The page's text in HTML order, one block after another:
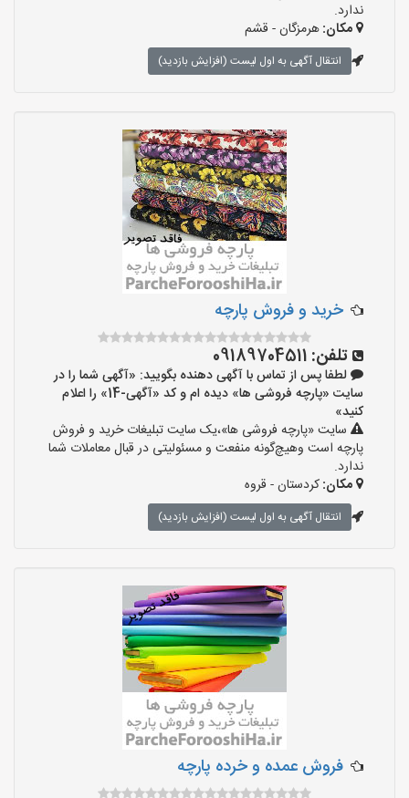
ندارد.
مکان:هرمزگان - قشم
انتقال آگهی به اول لیست (افزایش بازدید)
خرید و فروش پارچه
تلفن: 09189704511
لطفا پس از تماس با آگهی دهنده بگویید: «آگهی شما را در
سایت «پارچه فروشی ها» دیده ام و کد «آگهی-14» را اعلام
کنید»
سایت «پارچه فروشی ها»،یک سایت تبلیغات خرید و فروش
پارچه است وهیچ‌گونه منفعت و مسئولیتی در قبال معاملات شما
ندارد.
مکان:کردستان - قروه
انتقال آگهی به اول لیست (افزایش بازدید)
فروش عمده و خرده پارچه